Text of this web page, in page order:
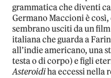
grammatica che diventi
Germano Maccioni è
sembrano usciti da un
italiana che guarda a
all’indie americano, una
testa o di corpo) e figli
Asteroidiha eccessi nella